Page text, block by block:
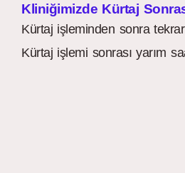
Kliniğimizde Kürtaj
Kürtaj işleminden sonra
Kürtaj işlemi sonrası yarım